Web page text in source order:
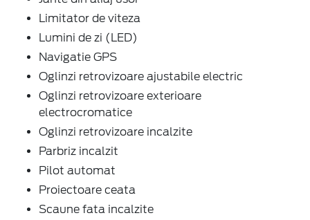
Limitator de viteza
Lumini de zi (LED)
Navigatie GPS
Oglinzi retrovizoare ajustabile electric
Oglinzi retrovizoare exterioare
electrocromatice
Oglinzi retrovizoare incalzite
Parbriz incalzit
Pilot automat
Proiectoare ceata
Scaune fata incalzite